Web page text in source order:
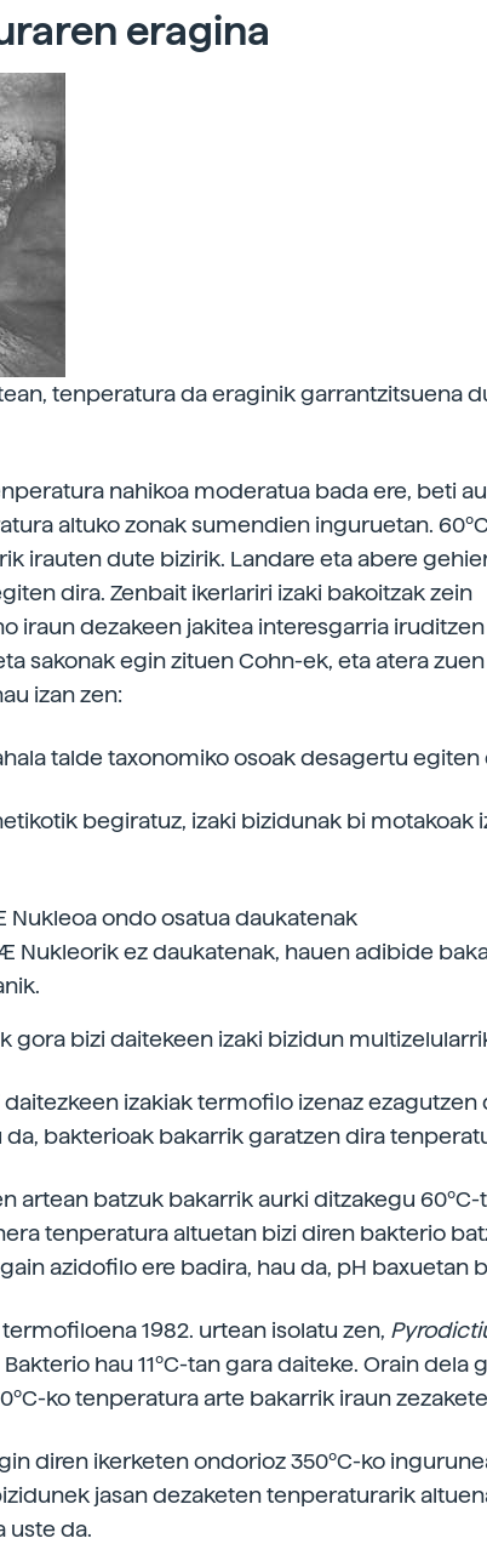
eragina
tenperatura da eraginik garrantzitsuena
nahikoa moderatua bada ere, beti
altuko zonak sumendien inguruetan.
irauten dute bizirik. Landare eta abere
dira. Zenbait ikerlariri izaki bakoitzak zein
iraun dezakeen jakitea interesgarria iruditzen
sakonak egin zituen Cohn-ek, eta atera
izan zen:
talde taxonomiko osoak desagertu egiten
begiratuz, izaki bizidunak bi motakoak
Nukleoa ondo osatua daukatenak
Nukleorik ez daukatenak, hauen adibide
gora bizi daitekeen izaki bizidun
izakiak termofilo izenaz ezagutzen
da, bakterioak bakarrik garatzen dira
artean batzuk bakarrik aurki ditzakegu
tenperatura altuetan bizi diren bakterio
azidofilo ere badira, hau da, pH baxuetan
1982. urtean isolatu zen,
hau 11ºC-tan gara daiteke. Orain dela
ko tenperatura arte bakarrik iraun
diren ikerketen ondorioz 350ºC-ko
jasan dezaketen tenperaturarik
uste da.